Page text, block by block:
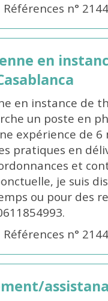
Références n°
en
en instance de
un poste en
expérience de
pratiques en
et
je suis
ou pour des
Références n°